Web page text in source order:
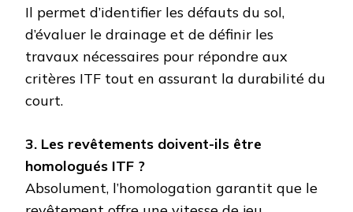
Il permet d’identifier les défauts du sol,
d’évaluer le drainage et de définir les
travaux nécessaires pour répondre aux
critères ITF tout en assurant la durabilité du
court.
3. Les revêtements doivent-ils être
homologués ITF ?
Absolument, l’homologation garantit que le